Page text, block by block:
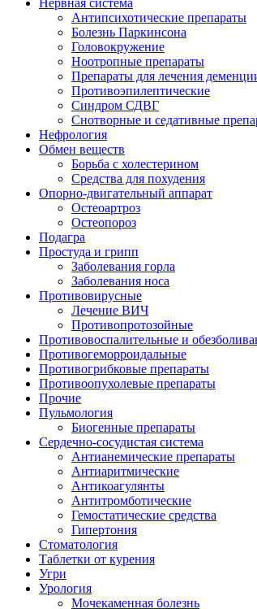
Нервная система
Антипсихотические препараты
Болезнь Паркинсона
Головокружение
Ноотропные препараты
Препараты для лечения
Противоэпилептические
Синдром СДВГ
Снотворные и седативные
Нефрология
Обмен веществ
Борьба с холестерином
Средства для похудения
Опорно-двигательный аппарат
Остеоартроз
Остеопороз
Подагра
Простуда и грипп
Заболевания горла
Заболевания носа
Противовирусные
Лечение ВИЧ
Противопротозойные
Противовоспалительные и
Противогеморроидальные
Противогрибковые препараты
Противоопухолевые препараты
Прочие
Пульмология
Биогенные препараты
Сердечно-сосудистая система
Антианемические препараты
Антиаритмические
Антикоагулянты
Антитромботические
Гемостатические средства
Гипертония
Стоматология
Таблетки от курения
Угри
Урология
Мочекаменная болезнь